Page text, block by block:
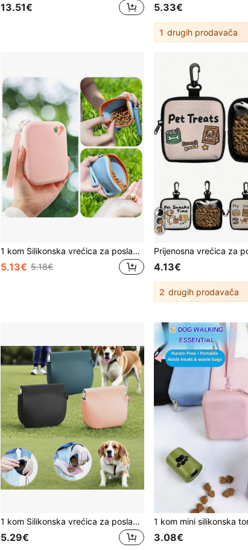
13.51€ 5.33€
1 drugih prodavača
1 kom Silikonska vrećica za poslastice za kućne ljubimce, Prijenosna torba za trening za putovanja, izlete, stvari za pse, vrećica za poslastice za pse, vrećica za poslastice za pse, vrećica za šetnju pasa
5.13€ 5.18€ 4.13€
2 drugih prodavača
1 kom Silikonska vrećica za poslastice za dresuru pasa s kopčom, prijenosna vrećica za grickalice za kućne ljubimce za putovanja, vrećica za poslastice za pse, vrećica za poslastice za pse, vrećica za šetnju pasa
5.29€ 3.08€